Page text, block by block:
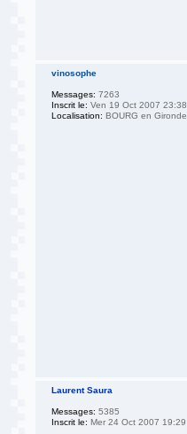
vinosophe
Messages: 7263
Inscrit le: Ven 19 Oct 2007 23:38
Localisation: BOURG en Gironde
Laurent Saura
Messages: 5385
Inscrit le: Mer 24 Oct 2007 19:29